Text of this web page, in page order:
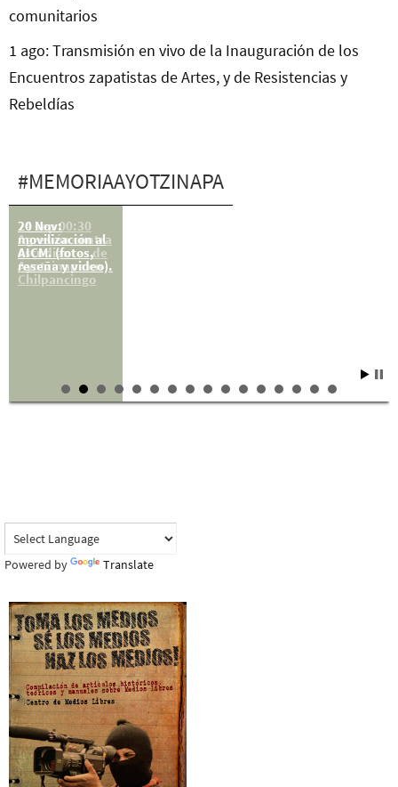
comunitarios
1 ago: Transmisión en vivo de la Inauguración de los
Encuentros zapatistas de Artes, y de Resistencias y
Rebeldías
#MEMORIAAYOTZINAPA
20 Nov:
movilización al
AICM. (fotos,
reseña y video).
24 sep 00:30
Agresión contra
estudiantes de
Ayotzinapa en
Chilpancingo
Powered by Translate